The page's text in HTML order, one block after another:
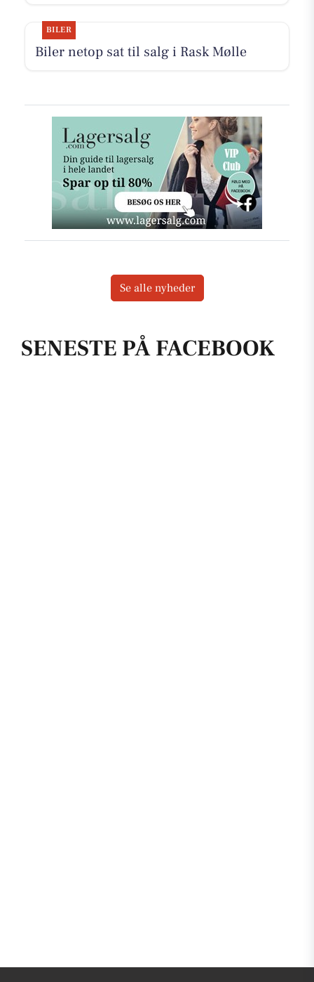
SENESTE PÅ FACEBOOK
BILER
Biler netop sat til salg i Rask Mølle
Se alle nyheder